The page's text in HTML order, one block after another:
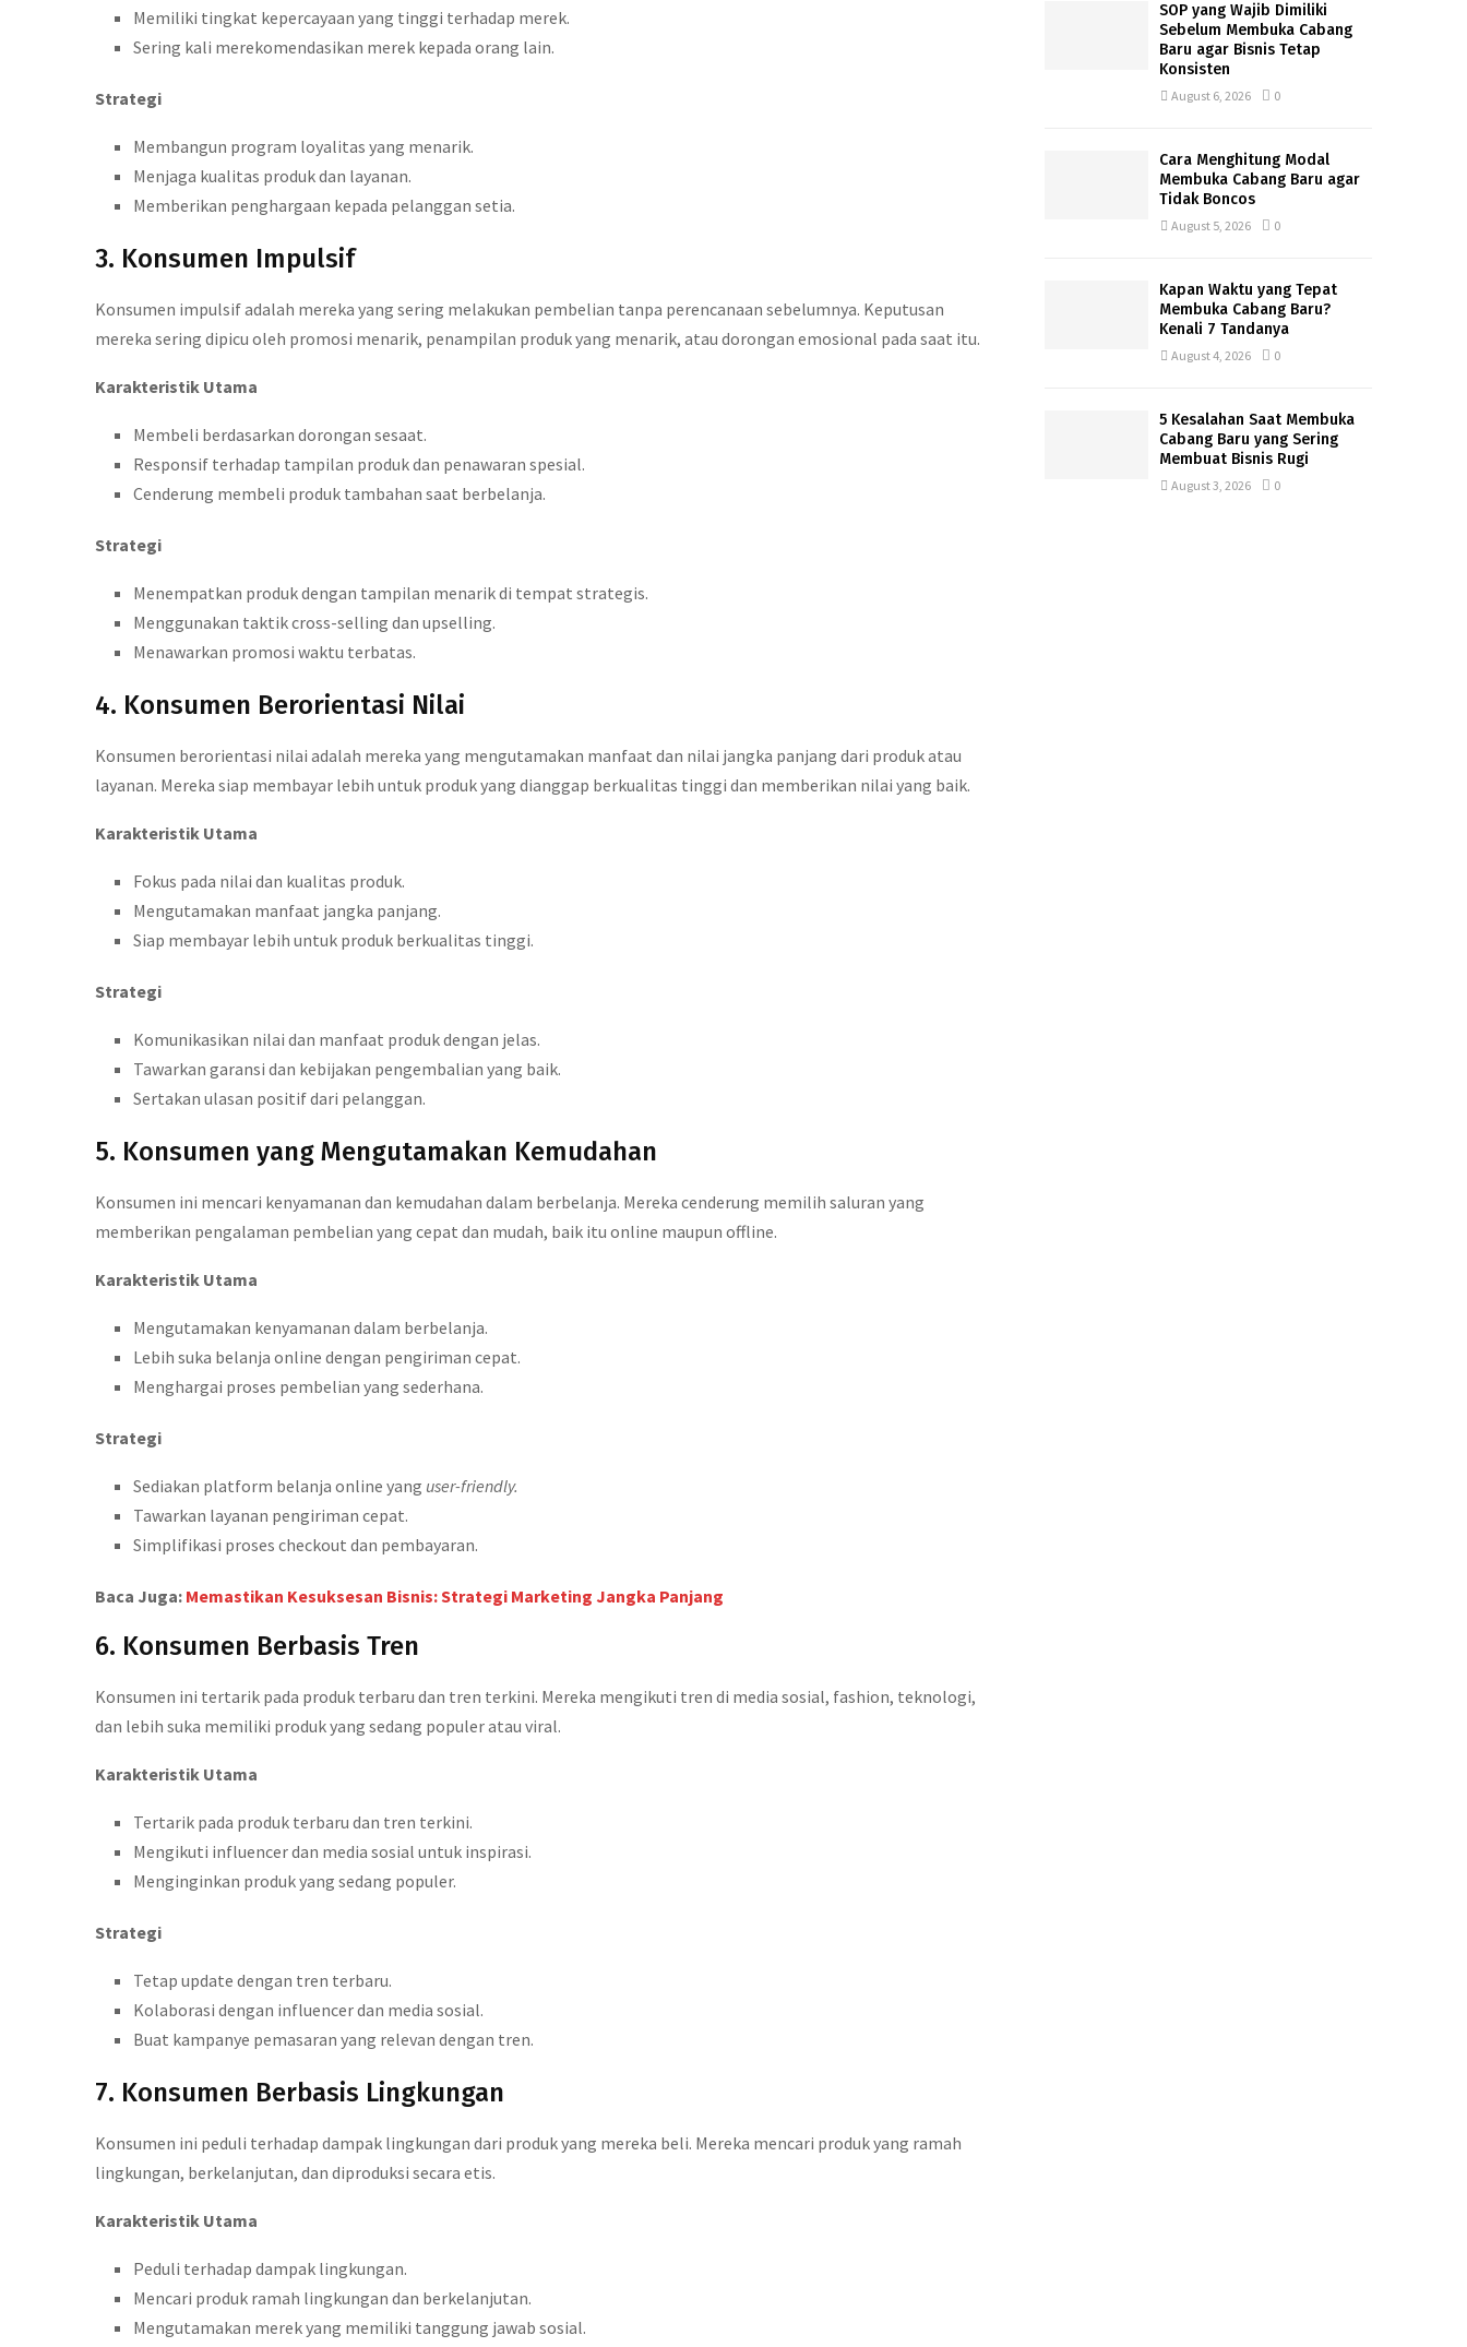
Memiliki tingkat kepercayaan yang tinggi terhadap merek.
Sering kali merekomendasikan merek kepada orang lain.
Strategi
Membangun program loyalitas yang menarik.
Menjaga kualitas produk dan layanan.
Memberikan penghargaan kepada pelanggan setia.
3. Konsumen Impulsif
Konsumen impulsif adalah mereka yang sering melakukan pembelian tanpa perencanaan sebelumnya. Keputusan
mereka sering dipicu oleh promosi menarik, penampilan produk yang menarik, atau dorongan emosional pada saat itu.
Karakteristik Utama
Membeli berdasarkan dorongan sesaat.
Responsif terhadap tampilan produk dan penawaran spesial.
Cenderung membeli produk tambahan saat berbelanja.
Strategi
Menempatkan produk dengan tampilan menarik di tempat strategis.
Menggunakan taktik cross-selling dan upselling.
Menawarkan promosi waktu terbatas.
4. Konsumen Berorientasi Nilai
Konsumen berorientasi nilai adalah mereka yang mengutamakan manfaat dan nilai jangka panjang dari produk atau
layanan. Mereka siap membayar lebih untuk produk yang dianggap berkualitas tinggi dan memberikan nilai yang baik.
Karakteristik Utama
Fokus pada nilai dan kualitas produk.
Mengutamakan manfaat jangka panjang.
Siap membayar lebih untuk produk berkualitas tinggi.
Strategi
Komunikasikan nilai dan manfaat produk dengan jelas.
Tawarkan garansi dan kebijakan pengembalian yang baik.
Sertakan ulasan positif dari pelanggan.
5. Konsumen yang Mengutamakan Kemudahan
Konsumen ini mencari kenyamanan dan kemudahan dalam berbelanja. Mereka cenderung memilih saluran yang
memberikan pengalaman pembelian yang cepat dan mudah, baik itu online maupun offline.
Karakteristik Utama
Mengutamakan kenyamanan dalam berbelanja.
Lebih suka belanja online dengan pengiriman cepat.
Menghargai proses pembelian yang sederhana.
Strategi
Sediakan platform belanja online yang user-friendly.
Tawarkan layanan pengiriman cepat.
Simplifikasi proses checkout dan pembayaran.
Baca Juga: Memastikan Kesuksesan Bisnis: Strategi Marketing Jangka Panjang
6. Konsumen Berbasis Tren
Konsumen ini tertarik pada produk terbaru dan tren terkini. Mereka mengikuti tren di media sosial, fashion, teknologi,
dan lebih suka memiliki produk yang sedang populer atau viral.
Karakteristik Utama
Tertarik pada produk terbaru dan tren terkini.
Mengikuti influencer dan media sosial untuk inspirasi.
Menginginkan produk yang sedang populer.
Strategi
Tetap update dengan tren terbaru.
Kolaborasi dengan influencer dan media sosial.
Buat kampanye pemasaran yang relevan dengan tren.
7. Konsumen Berbasis Lingkungan
Konsumen ini peduli terhadap dampak lingkungan dari produk yang mereka beli. Mereka mencari produk yang ramah
lingkungan, berkelanjutan, dan diproduksi secara etis.
Karakteristik Utama
Peduli terhadap dampak lingkungan.
Mencari produk ramah lingkungan dan berkelanjutan.
Mengutamakan merek yang memiliki tanggung jawab sosial.
SOP yang Wajib Dimiliki
Sebelum Membuka Cabang
Baru agar Bisnis Tetap
Konsisten
August 6, 2026 0
Cara Menghitung Modal
Membuka Cabang Baru agar
Tidak Boncos
August 5, 2026 0
Kapan Waktu yang Tepat
Membuka Cabang Baru?
Kenali 7 Tandanya
August 4, 2026 0
5 Kesalahan Saat Membuka
Cabang Baru yang Sering
Membuat Bisnis Rugi
August 3, 2026 0